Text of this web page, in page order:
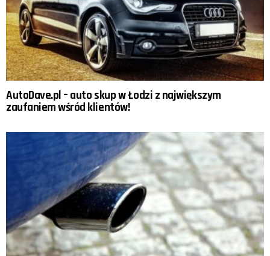
AutoDave.pl – auto skup w Łodzi z największym
zaufaniem wśród klientów!